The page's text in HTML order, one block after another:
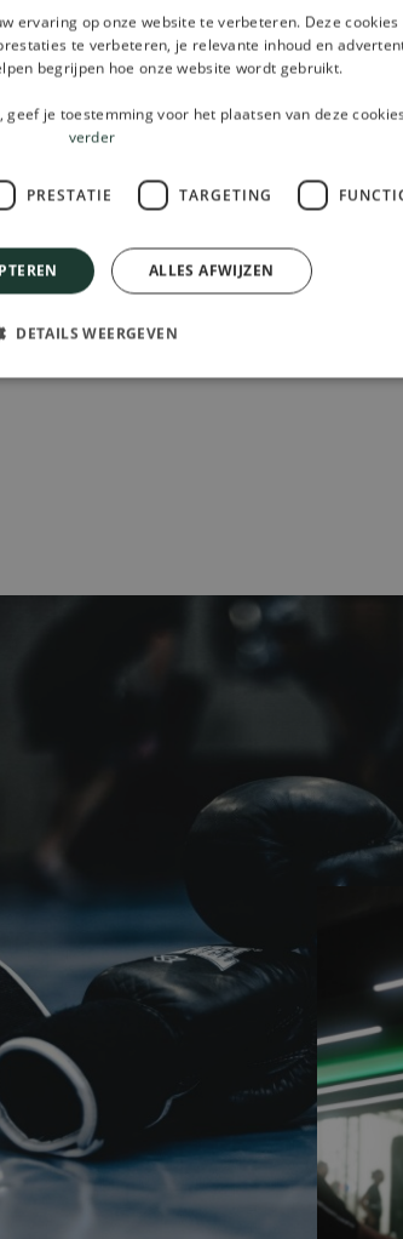
ervaring op onze website te verbeteren. Deze cookies
te verbeteren, je relevante inhoud en
begrijpen hoe onze website wordt gebruikt.
je toestemming voor het plaatsen van deze
verder
PRESTATIE TARGETING
ALLES AFWIJZEN
DETAILS WEERGEVEN